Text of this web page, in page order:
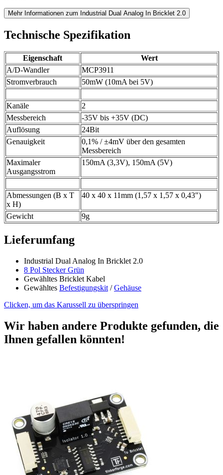
Mehr Informationen zum Industrial Dual Analog In Bricklet 2.0
Technische Spezifikation
Eigenschaft
Wert
A/D-Wandler
MCP3911
Stromverbrauch
50mW (10mA bei 5V)
Kanäle
2
Messbereich
-35V bis +35V (DC)
Auflösung
24Bit
Genauigkeit
0,1% / ±4mV über den gesamten
Messbereich
Maximaler
Ausgangsstrom
150mA (3,3V), 150mA (5V)
Abmessungen (B x T
x H)
40 x 40 x 11mm (1,57 x 1,57 x 0,43")
Gewicht 9g
Lieferumfang
Industrial Dual Analog In Bricklet 2.0
8 Pol Stecker Grün
Gewähltes Bricklet Kabel
Gewähltes Befestigungskit /Gehäuse
Clicken, um das Karussell zu überspringen
Wir haben andere Produkte gefunden, die
Ihnen gefallen könnten!